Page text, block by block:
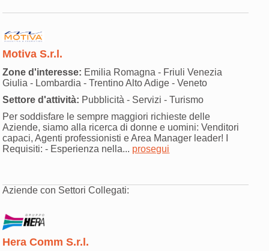
Motiva S.r.l.
Zone d'interesse: Emilia Romagna - Friuli Venezia
Giulia - Lombardia - Trentino Alto Adige - Veneto
Settore d'attività: Pubblicità - Servizi - Turismo
Per soddisfare le sempre maggiori richieste delle
Aziende, siamo alla ricerca di donne e uomini: Venditori
capaci, Agenti professionisti e Area Manager leader! I
Requisiti: - Esperienza nella... prosegui
Aziende con Settori Collegati:
Hera Comm S.r.l.